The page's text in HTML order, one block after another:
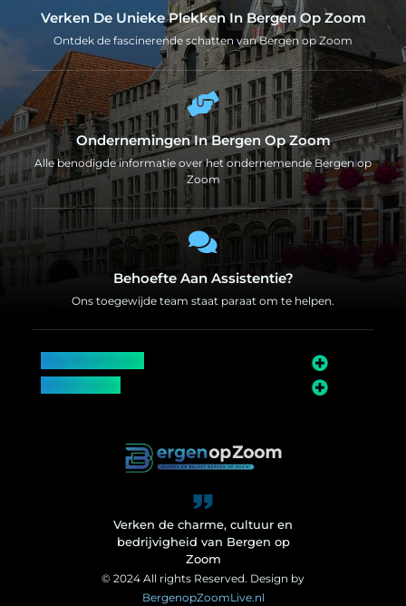
Verken De Unieke Plekken In Bergen Op Zoom
Ontdek de fascinerende schatten van Bergen op Zoom
Ondernemingen In Bergen Op Zoom
Alle benodigde informatie over het ondernemende Bergen op
Zoom
Behoefte Aan Assistentie?
Ons toegewijde team staat paraat om te helpen.
Verken de charme, cultuur en
bedrijvigheid van Bergen op
Zoom
© 2024 All rights Reserved. Design by
BergenopZoomLive.nl